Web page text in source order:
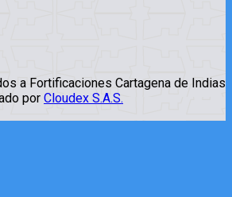
a Fortificaciones Cartagena de Indias
por Cloudex S.A.S.